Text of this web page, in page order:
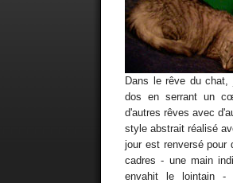
Dans le rêve du chat,
dos en serrant un
d'autres rêves avec
style abstrait réalisé
jour est renversé
cadres - une main
envahit le lointain -